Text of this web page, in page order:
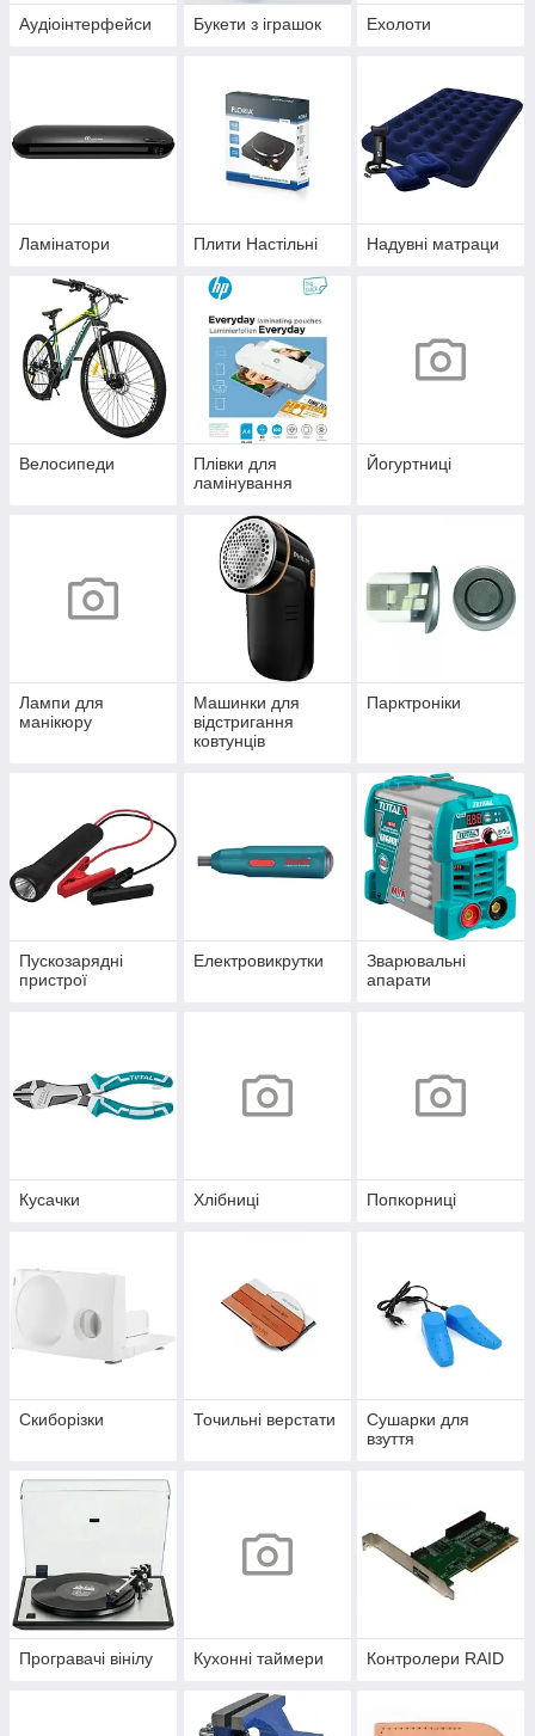
Аудіоінтерфейси Букети з іграшок Ехолоти
Ламінатори Плити Настільні Надувні матраци
Велосипеди
Плівки для
ламінування
Йогуртниці
Лампи для
манікюру
Машинки для
відстригання
ковтунців
Парктроніки
Пускозарядні
пристрої
Електровикрутки
Зварювальні
апарати
Кусачки Хлібниці Попкорниці
Скиборізки Точильні верстати
Сушарки для
взуття
Програвачі вінілу Кухонні таймери Контролери RAID